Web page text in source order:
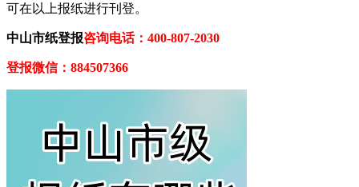
可在以上报纸进行刊登。
中山市纸登报咨询电话：400-807-2030
登报微信：884507366